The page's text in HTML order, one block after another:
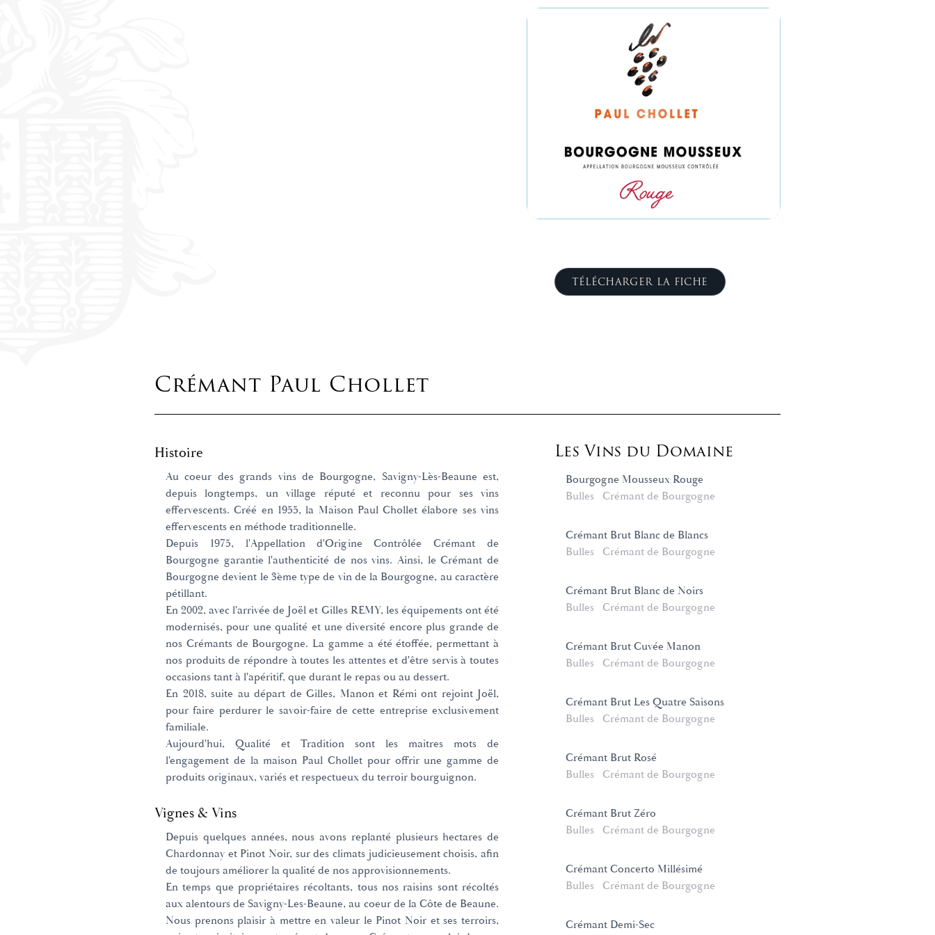
TÉLÉCHARGER LA FICHE
Crémant Paul Chollet
Histoire
Au coeur des grands vins de Bourgogne, Savigny-Lès-Beaune est,
depuis longtemps, un village réputé et reconnu pour ses vins
effervescents. Créé en 1955, la Maison Paul Chollet élabore ses vins
effervescents en méthode traditionnelle.
Depuis 1975, l'Appellation d'Origine Contrôlée Crémant de
Bourgogne garantie l'authenticité de nos vins. Ainsi, le Crémant de
Bourgogne devient le 3ème type de vin de la Bourgogne, au caractère
pétillant.
En 2002, avec l'arrivée de Joël et Gilles REMY, les équipements ont été
modernisés, pour une qualité et une diversité encore plus grande de
nos Crémants de Bourgogne. La gamme a été étoffée, permettant à
nos produits de répondre à toutes les attentes et d'être servis à toutes
occasions tant à l'apéritif, que durant le repas ou au dessert.
En 2018, suite au départ de Gilles, Manon et Rémi ont rejoint Joël,
pour faire perdurer le savoir-faire de cette entreprise exclusivement
familiale.
Aujourd'hui, Qualité et Tradition sont les maitres mots de
l'engagement de la maison Paul Chollet pour offrir une gamme de
produits originaux, variés et respectueux du terroir bourguignon.
Vignes & Vins
Depuis quelques années, nous avons replanté plusieurs hectares de
Chardonnay et Pinot Noir, sur des climats judicieusement choisis, afin
de toujours améliorer la qualité de nos approvisionnements.
En temps que propriétaires récoltants, tous nos raisins sont récoltés
aux alentours de Savigny-Les-Beaune, au coeur de la Côte de Beaune.
Nous prenons plaisir à mettre en valeur le Pinot Noir et ses terroirs,
Les Vins du Domaine
Bourgogne Mousseux Rouge
Bulles
Crémant de Bourgogne
Crémant Brut Blanc de Blancs
Bulles
Crémant de Bourgogne
Crémant Brut Blanc de Noirs
Bulles
Crémant de Bourgogne
Crémant Brut Cuvée Manon
Bulles
Crémant de Bourgogne
Crémant Brut Les Quatre Saisons
Bulles
Crémant de Bourgogne
Crémant Brut Rosé
Bulles
Crémant de Bourgogne
Crémant Brut Zéro
Bulles
Crémant de Bourgogne
Crémant Concerto Millésimé
Bulles
Crémant de Bourgogne
Crémant Demi-Sec